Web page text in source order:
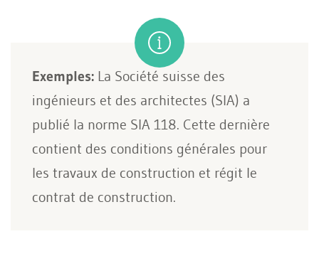
Exemples: La Société suisse des
ingénieurs et des architectes (SIA) a
publié la norme SIA 118. Cette dernière
contient des conditions générales pour
les travaux de construction et régit le
contrat de construction.